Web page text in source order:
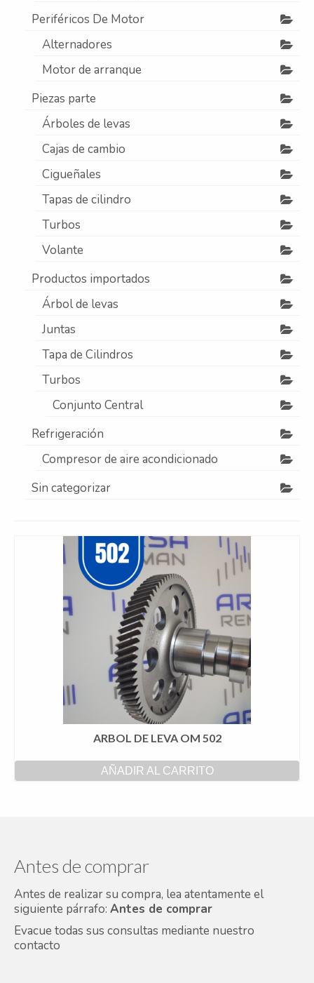
Contacto
Nosotros
Galeria
Trabaja con nosotros
ARBOL DE LEVA OM 502
AÑADIR AL CARRITO
Periféricos De Motor
Alternadores
Motor de arranque
Piezas parte
Árboles de levas
Cajas de cambio
Cigueñales
Tapas de cilindro
Turbos
Volante
Productos importados
Árbol de levas
Juntas
Tapa de Cilindros
Turbos
Conjunto Central
Refrigeración
Compresor de aire acondicionado
Sin categorizar
Antes de comprar
Antes de realizar su compra, lea atentamente el
siguiente párrafo: Antes de comprar
Evacue todas sus consultas mediante nuestro
contacto